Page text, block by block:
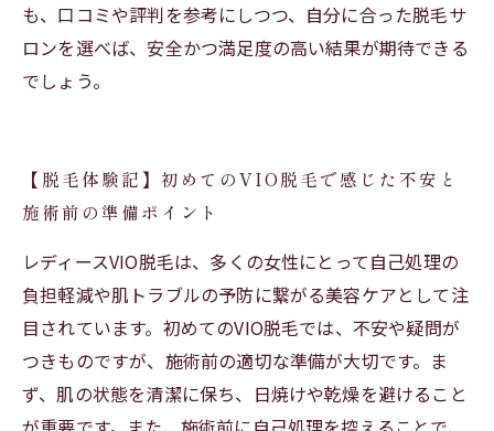
も、口コミや評判を参考にしつつ、自分に合った脱毛サ
ロンを選べば、安全かつ満足度の高い結果が期待できる
でしょう。
【脱毛体験記】初めてのVIO脱毛で感じた不安と
施術前の準備ポイント
レディースVIO脱毛は、多くの女性にとって自己処理の
負担軽減や肌トラブルの予防に繋がる美容ケアとして注
目されています。初めてのVIO脱毛では、不安や疑問が
つきものですが、施術前の適切な準備が大切です。ま
ず、肌の状態を清潔に保ち、日焼けや乾燥を避けること